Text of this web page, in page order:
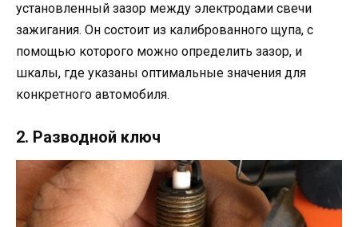
установленный зазор между электродами свечи
зажигания. Он состоит из калиброванного щупа, с
помощью которого можно определить зазор, и
шкалы, где указаны оптимальные значения для
конкретного автомобиля.
2. Разводной ключ